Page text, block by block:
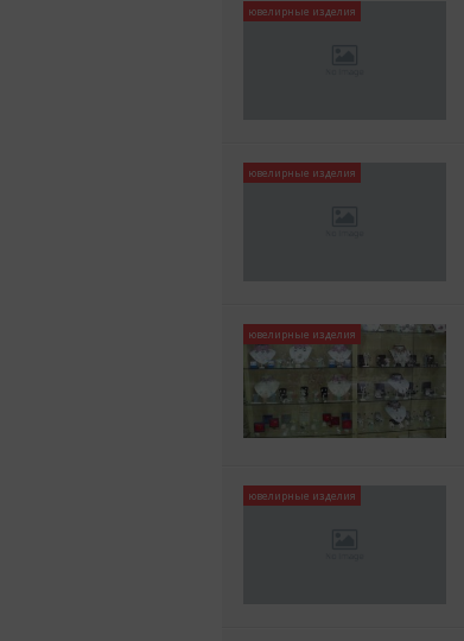
ювелирные изделия
ювелирные изделия
ювелирные изделия
ювелирные изделия